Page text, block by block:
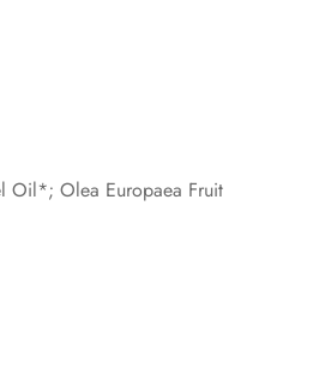
Oil*; Olea Europaea Fruit